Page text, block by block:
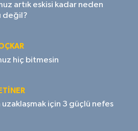
artık eskisi kadar neden
değil?
hiç bitmesin
için 3 güçlü nefes